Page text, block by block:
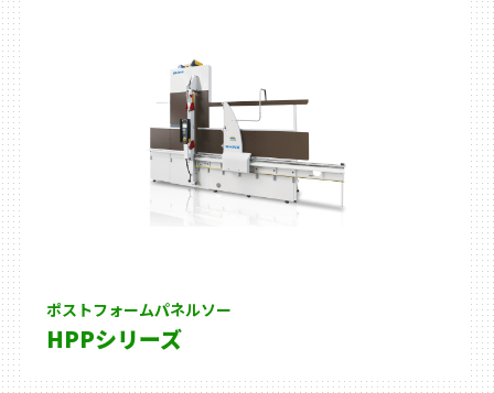
ポストフォームパネルソー
HPPシリーズ